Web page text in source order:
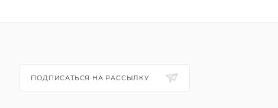
ПОДПИСАТЬСЯ НА РАССЫЛКУ